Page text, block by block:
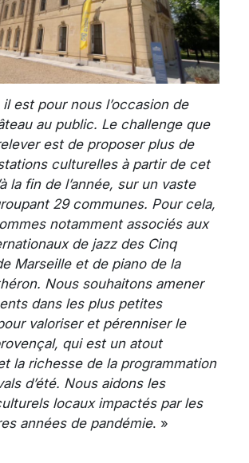
il est pour nous l’occasion de
au public. Le challenge que
est de proposer plus de
culturelles à partir de cet
la fin de l’année, sur un vaste
29 communes. Pour cela,
notamment associés aux
de jazz des Cinq
Marseille et de piano de la
Nous souhaitons amener
dans les plus petites
valoriser et pérenniser le
qui est un atout
la richesse de la programmation
d’été. Nous aidons les
locaux impactés par les
années de pandémie. »